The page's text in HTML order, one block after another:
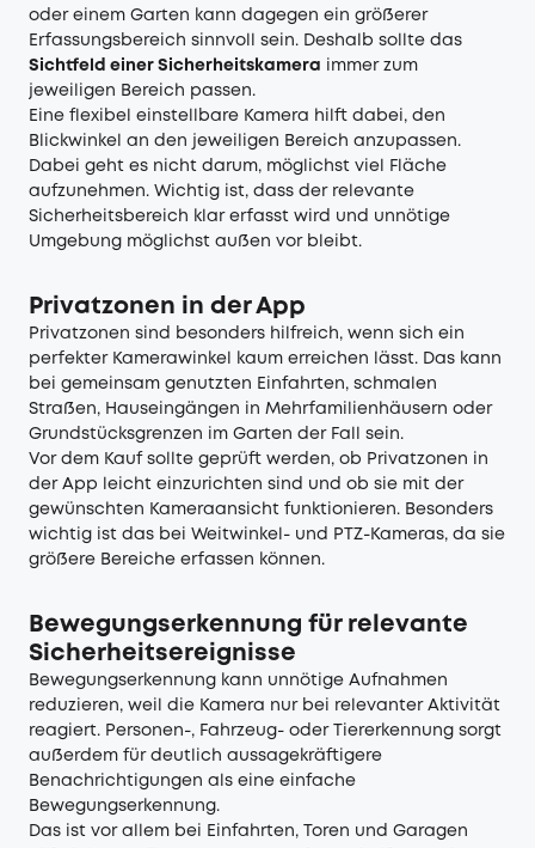
oder einem Garten kann dagegen ein größerer
Erfassungsbereich sinnvoll sein. Deshalb sollte das
Sichtfeld einer Sicherheitskamera immer zum
jeweiligen Bereich passen.
Eine flexibel einstellbare Kamera hilft dabei, den
Blickwinkel an den jeweiligen Bereich anzupassen.
Dabei geht es nicht darum, möglichst viel Fläche
aufzunehmen. Wichtig ist, dass der relevante
Sicherheitsbereich klar erfasst wird und unnötige
Umgebung möglichst außen vor bleibt.
Privatzonen in der App
Privatzonen sind besonders hilfreich, wenn sich ein
perfekter Kamerawinkel kaum erreichen lässt. Das kann
bei gemeinsam genutzten Einfahrten, schmalen
Straßen, Hauseingängen in Mehrfamilienhäusern oder
Grundstücksgrenzen im Garten der Fall sein.
Vor dem Kauf sollte geprüft werden, ob Privatzonen in
der App leicht einzurichten sind und ob sie mit der
gewünschten Kameraansicht funktionieren. Besonders
wichtig ist das bei Weitwinkel- und PTZ-Kameras, da sie
größere Bereiche erfassen können.
Bewegungserkennung für relevante
Sicherheitsereignisse
Bewegungserkennung kann unnötige Aufnahmen
reduzieren, weil die Kamera nur bei relevanter Aktivität
reagiert. Personen-, Fahrzeug- oder Tiererkennung sorgt
außerdem für deutlich aussagekräftigere
Benachrichtigungen als eine einfache
Bewegungserkennung.
Das ist vor allem bei Einfahrten, Toren und Garagen